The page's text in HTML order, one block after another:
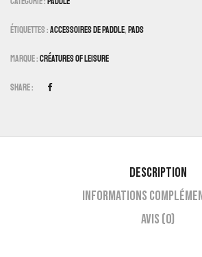
Étiquettes :Accessoires De Paddle,Pads
Marque :Créatures Of Leisure
Share :
Description
Informations
Avis (0)